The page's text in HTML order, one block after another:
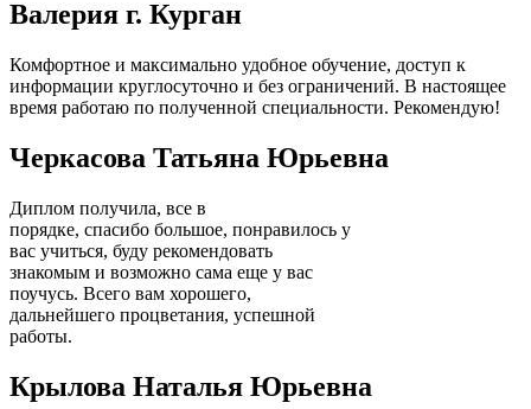
Валерия г. Курган
Комфортное и максимально удобное обучение, доступ к
информации круглосуточно и без ограничений. В настоящее
время работаю по полученной специальности. Рекомендую!
Черкасова Татьяна Юрьевна
Диплом получила, все в
порядке, спасибо большое, понравилось у
вас учиться, буду рекомендовать
знакомым и возможно сама еще у вас
поучусь. Всего вам хорошего,
дальнейшего процветания, успешной
работы.
Крылова Наталья Юрьевна